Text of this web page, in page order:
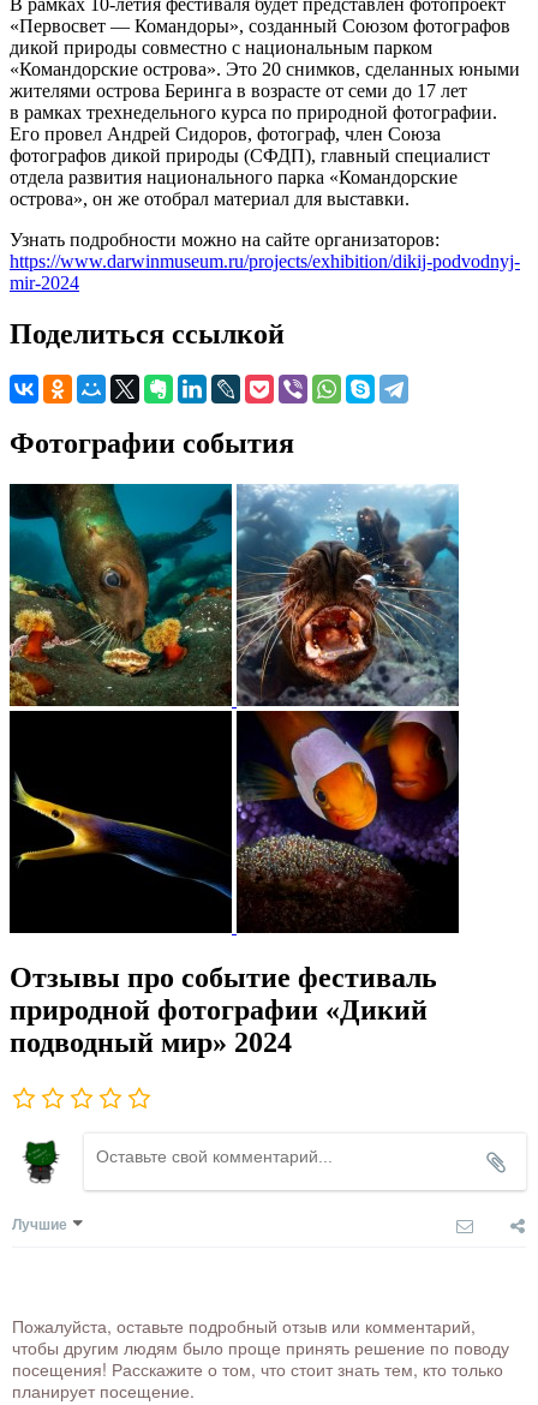
В рамках 10-летия фестиваля будет представлен фотопроект
«Первосвет — Командоры», созданный Союзом фотографов
дикой природы совместно с национальным парком
«Командорские острова». Это 20 снимков, сделанных юными
жителями острова Беринга в возрасте от семи до 17 лет
в рамках трехнедельного курса по природной фотографии.
Его провел Андрей Сидоров, фотограф, член Союза
фотографов дикой природы (СФДП), главный специалист
отдела развития национального парка «Командорские
острова», он же отобрал материал для выставки.
Узнать подробности можно на сайте организаторов:
https://www.darwinmuseum.ru/projects/exhibition/dikij-podvodnyj-
mir-2024
Поделиться ссылкой
Фотографии события
Отзывы про событие фестиваль
природной фотографии «Дикий
подводный мир» 2024
Лучшие
Пожалуйста, оставьте подробный отзыв или комментарий,
чтобы другим людям было проще принять решение по поводу
посещения! Расскажите о том, что стоит знать тем, кто только
планирует посещение.